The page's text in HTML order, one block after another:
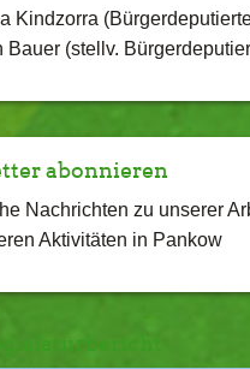
Kindzorra
Bauer (stellv.
abonnieren
Nachrichten zu unserer
Aktivitäten in Pankow